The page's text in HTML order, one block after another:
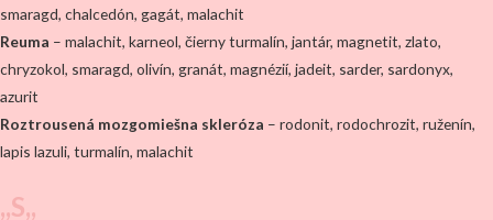
smaragd, chalcedón, gagát, malachit
Reuma – malachit, karneol, čierny turmalín, jantár, magnetit, zlato,
chryzokol, smaragd, olivín, granát, magnézií, jadeit, sarder, sardonyx,
azurit
Roztrousená mozgomiešna skleróza – rodonit, rodochrozit, ruženín,
lapis lazuli, turmalín, malachit
,,S,,